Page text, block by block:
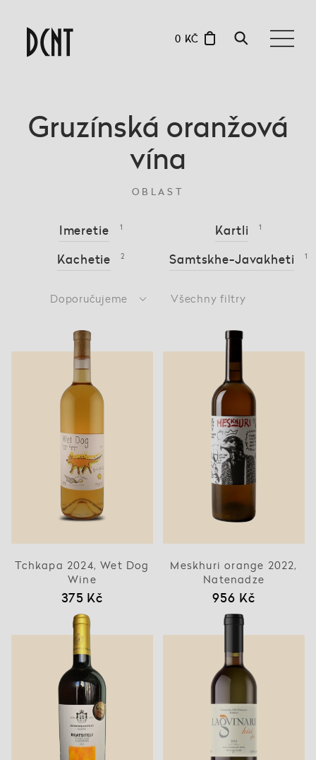
0 KČ
Gruzínská oranžová
vína
OBLAST
Imeretie 1
Kachetie 2
Kartli 1
Samtskhe-Javakheti 1
Doporučujeme Všechny filtry
Tchkapa 2024, Wet Dog
Wine
375 Kč
Meskhuri orange 2022,
Natenadze
956 Kč